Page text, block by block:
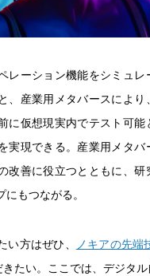
レーション機能をシミュ
、産業用メタバースにより
に仮想現実内でテスト可能
実現できる。産業用メタバ
改善に役立つとともに、研
もつながる。
い方はぜひ、
ノキアの先端
きたい。ここでは、デジタ